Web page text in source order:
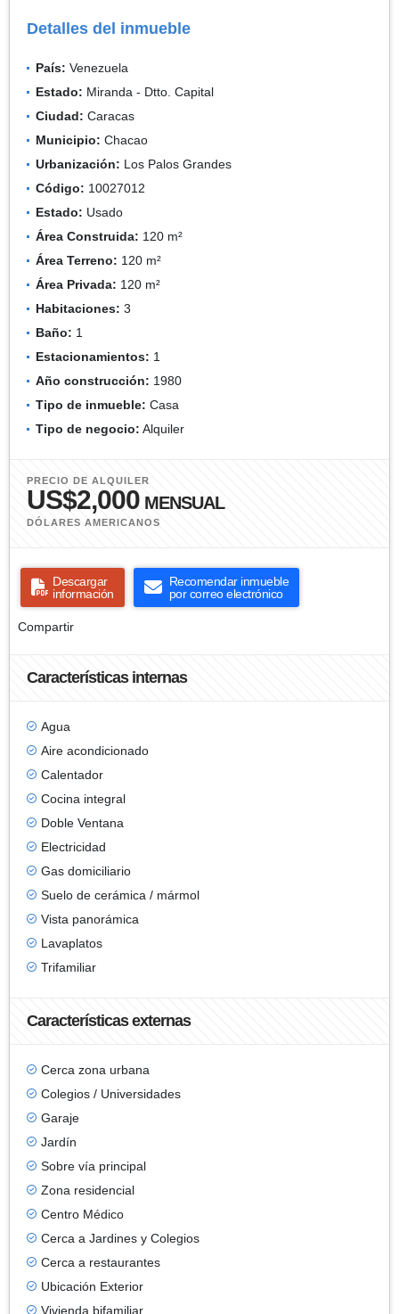
Detalles del inmueble
País: Venezuela
Estado: Miranda - Dtto. Capital
Ciudad: Caracas
Municipio: Chacao
Urbanización: Los Palos Grandes
Código: 10027012
Estado: Usado
Área Construida: 120 m²
Área Terreno: 120 m²
Área Privada: 120 m²
Habitaciones: 3
Baño: 1
Estacionamientos: 1
Año construcción: 1980
Tipo de inmueble: Casa
Tipo de negocio: Alquiler
PRECIO DE ALQUILER
US$2,000 MENSUAL
DÓLARES AMERICANOS
Descargar
información
Recomendar inmueble
por correo electrónico
Compartir
Características internas
Agua
Aire acondicionado
Calentador
Cocina integral
Doble Ventana
Electricidad
Gas domiciliario
Suelo de cerámica / mármol
Vista panorámica
Lavaplatos
Trifamiliar
Características externas
Cerca zona urbana
Colegios / Universidades
Garaje
Jardín
Sobre vía principal
Zona residencial
Centro Médico
Cerca a Jardines y Colegios
Cerca a restaurantes
Ubicación Exterior
Vivienda bifamiliar